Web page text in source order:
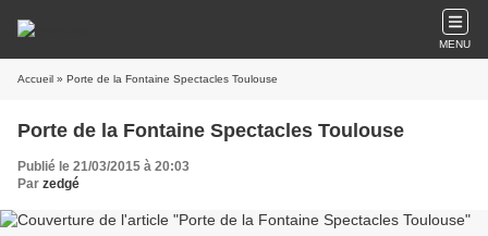
MENU
Accueil » Porte de la Fontaine Spectacles Toulouse
Porte de la Fontaine Spectacles Toulouse
Publié le 21/03/2015 à 20:03
Par zedgé